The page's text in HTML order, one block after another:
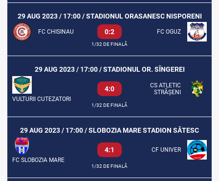
29 AUG 2023 / 17:00 / STADIONUL ORASANESC NISPORENI
FC CHISINAU 0:2 FC OGUZ
1/32 DE FINALĂ
29 AUG 2023 / 17:00 / STADIONUL OR. SÎNGEREI
VULTURII CUTEZATORI
4:0
CS ATLETIC
STRĂȘENI
1/32 DE FINALĂ
29 AUG 2023 / 17:00 / SLOBOZIA MARE STADION SĂTESC
FC SLOBOZIA MARE
4:1 CF UNIVER
1/32 DE FINALĂ